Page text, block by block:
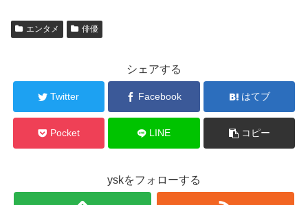
エンタメ 俳優
シェアする
Twitter Facebook はてブ
Pocket LINE コピー
yskをフォローする